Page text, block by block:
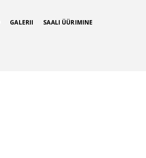
GALERII SAALI ÜÜRIMINE